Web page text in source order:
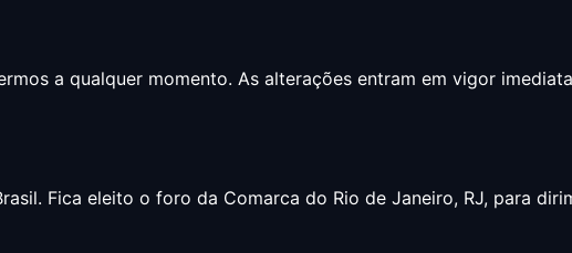
a qualquer momento. As alterações entram em vigor
Fica eleito o foro da Comarca do Rio de Janeiro, RJ, para